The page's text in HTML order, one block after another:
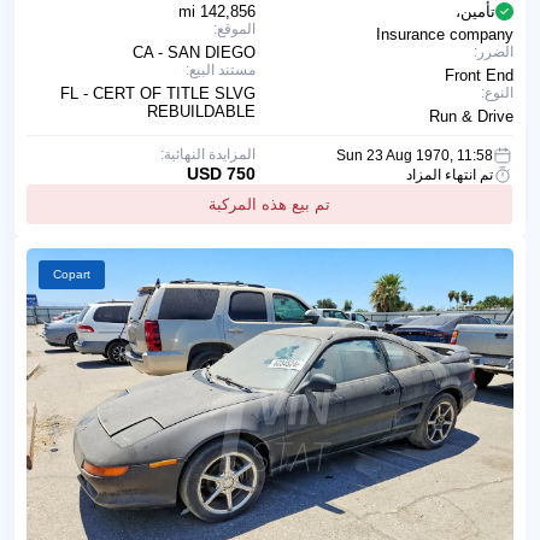
142,856 mi
الموقع:
CA - SAN DIEGO
مستند البيع:
FL - CERT OF TITLE SLVG
REBUILDABLE
تأمين،
Insurance company
الضرر:
Front End
النوع:
Run & Drive
Sun 23 Aug 1970, 11:58
تم انتهاء المزاد
تم بيع هذه المركبة
المزايدة النهائية:
750 USD
Copart